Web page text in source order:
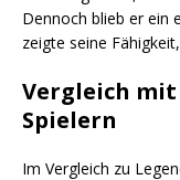
Dennoch blieb er ein
zeigte seine
Vergleich
Spielern
Im Vergleich zu